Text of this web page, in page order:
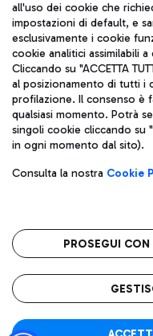
Pizza
Gelateria
Wine Bar & Sparkling
Autobus
Scopri le linee di
Leonardo Da Vinci.
Raggiungi l’aeroporto
Ristoranti
Scopri la nostra offerta
Mappa Aeroporto
Aeroporti di Roma S.p.A. -
coordinamento di Mundys
Codice fiscale e Registro
IVA 06572251004
Capitale sociale
Sede legale: Via Pier
telefono +39 06 65951
Privacy policy
all'uso dei cookie che
impostazioni di default, e
esclusivamente i cookie
cookie analitici assimilabili
Cliccando su "ACCETTA
al posizionamento di tutti i
profilazione. Il consenso è
qualsiasi momento. Potrà
singoli cookie cliccando su
in ogni momento dal sito).
Consulta la nostra Cookie
PROSEGUI